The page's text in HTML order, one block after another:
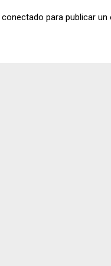
conectado para publicar un